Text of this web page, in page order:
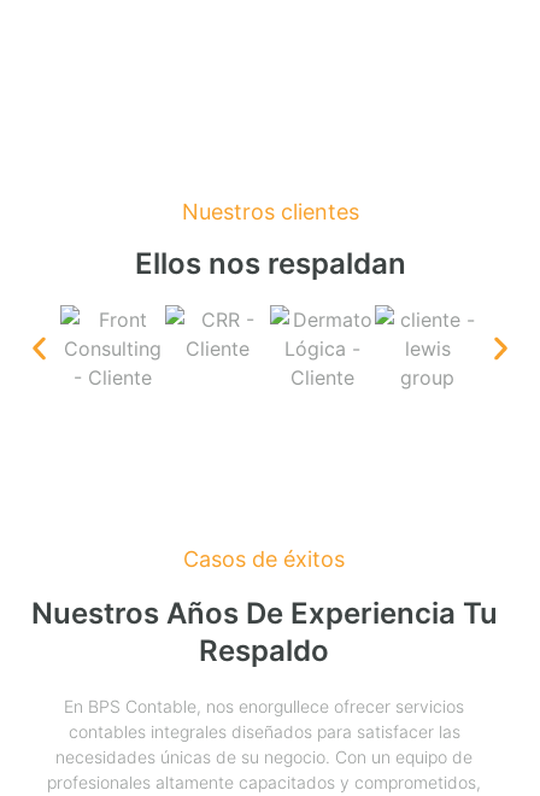
Nuestros clientes
Ellos nos respaldan
Casos de éxitos
Nuestros Años De Experiencia Tu
Respaldo
En BPS Contable, nos enorgullece ofrecer servicios
contables integrales diseñados para satisfacer las
necesidades únicas de su negocio. Con un equipo de
profesionales altamente capacitados y comprometidos,